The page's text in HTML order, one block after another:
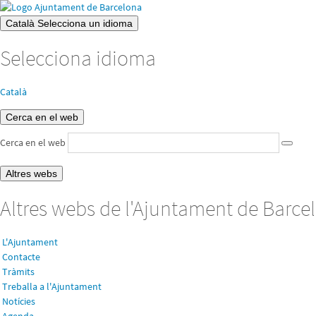
Català Selecciona un idioma
Selecciona idioma
Català
Cerca en el web
Cerca en el web
Altres webs
Altres webs de l'Ajuntament de
L'Ajuntament
Contacte
Tràmits
Treballa a l'Ajuntament
Notícies